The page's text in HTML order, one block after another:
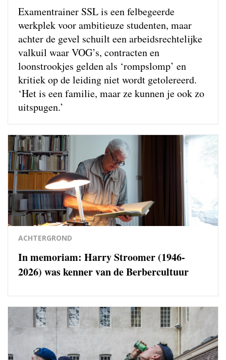
Examentrainer SSL is een felbegeerde
werkplek voor ambitieuze studenten, maar
achter de gevel schuilt een arbeidsrechtelijke
valkuil waar VOG’s, contracten en
loonstrookjes gelden als ‘rompslomp’ en
kritiek op de leiding niet wordt getolereerd.
‘Het is een familie, maar ze kunnen je ook zo
uitspugen.’
ACHTERGROND
In memoriam: Harry Stroomer (1946-
2026) was kenner van de Berbercultuur